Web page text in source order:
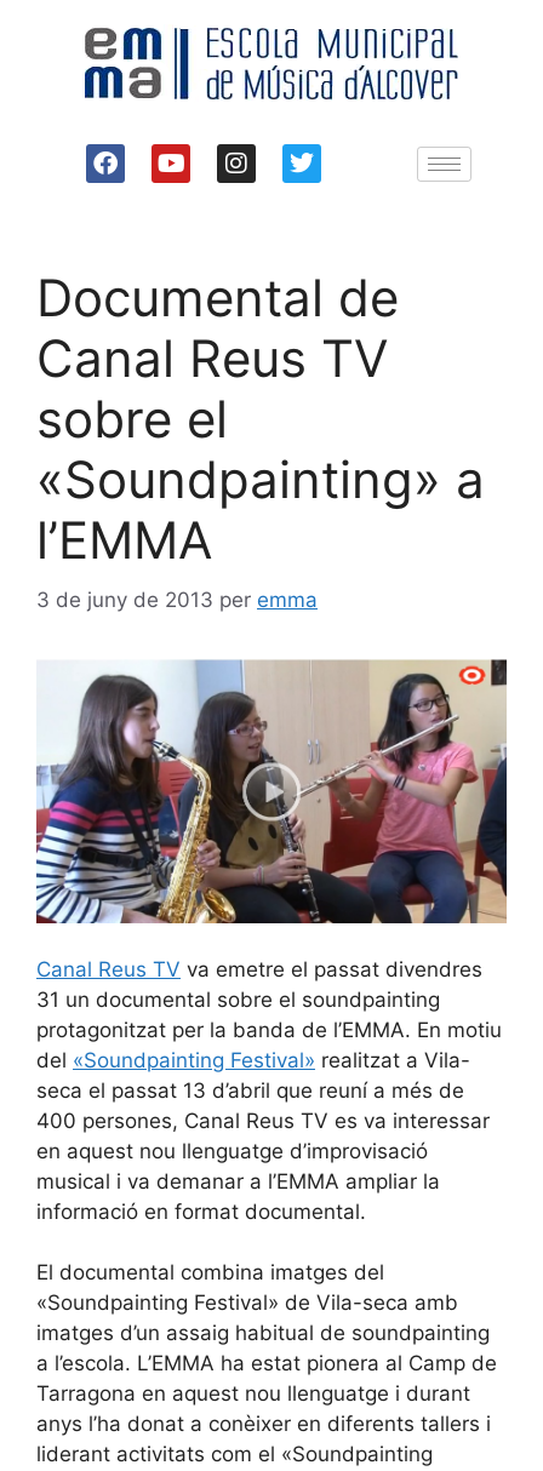
Documental de
Canal Reus TV
sobre el
«Soundpainting» a
l’EMMA
3 de juny de 2013 per emma
Canal Reus TV va emetre el passat divendres
31 un documental sobre el soundpainting
protagonitzat per la banda de l’EMMA. En motiu
del «Soundpainting Festival» realitzat a Vila-
seca el passat 13 d’abril que reuní a més de
400 persones, Canal Reus TV es va interessar
en aquest nou llenguatge d’improvisació
musical i va demanar a l’EMMA ampliar la
informació en format documental.
El documental combina imatges del
«Soundpainting Festival» de Vila-seca amb
imatges d’un assaig habitual de soundpainting
a l’escola. L’EMMA ha estat pionera al Camp de
Tarragona en aquest nou llenguatge i durant
anys l’ha donat a conèixer en diferents tallers i
liderant activitats com el «Soundpainting